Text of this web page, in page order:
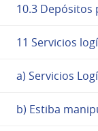
10.3
11 Servicios
a) Servicios
b) Estiba